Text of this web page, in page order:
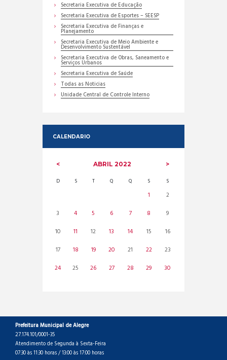
Secretaria Executiva de Educação
Secretaria Executiva de Esportes – SEESP
Secretaria Executiva de Finanças e
Planejamento
Secretaria Executiva de Meio Ambiente e
Desenvolvimento Sustentável
Secretaria Executiva de Obras, Saneamento e
Serviços Urbanos
Secretaria Executiva de Saúde
Todas as Noticias
Unidade Central de Controle Interno
CALENDARIO
ABRIL2022
D S T Q Q S S
1
2
3
4 5 6 7 8
9
10
11 12 13 14 15
16
17
18 19 20 21 22
23
24
25 26 27 28 29 30
Prefeitura Municipal de Alegre
27.174.101/0001-35
Atendimento de Segunda à Sexta-Feira
07:30 às 11:30 horas / 13:00 às 17:00 horas